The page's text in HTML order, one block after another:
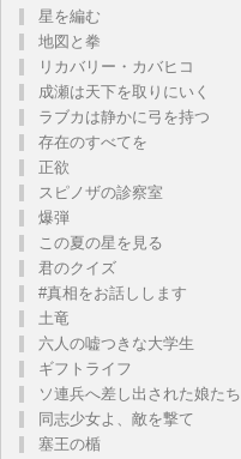
星を編む
地図と拳
リカバリー・カバヒコ
成瀬は天下を取りにいく
ラブカは静かに弓を持つ
存在のすべてを
正欲
スピノザの診察室
爆弾
この夏の星を見る
君のクイズ
#真相をお話しします
土竜
六人の嘘つきな大学生
ギフトライフ
ソ連兵へ差し出された娘たち
同志少女よ、敵を撃て
塞王の楯